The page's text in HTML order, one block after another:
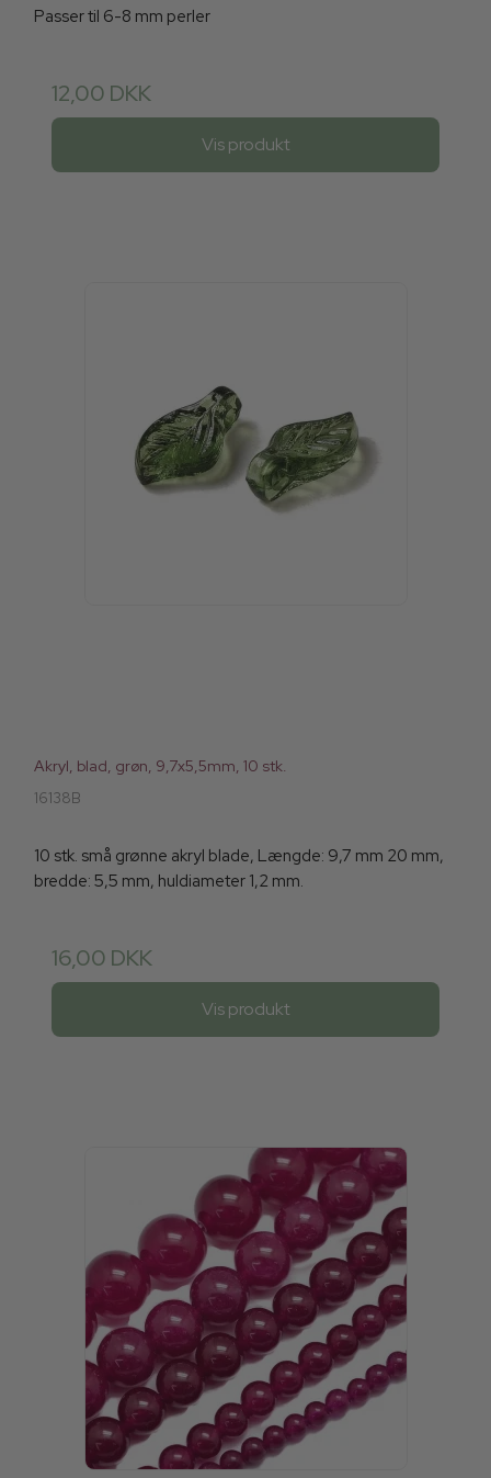
Passer til 6-8 mm perler
12,00 DKK
Vis produkt
Akryl, blad, grøn, 9,7x5,5mm, 10 stk.
16138B
10 stk. små grønne akryl blade, Længde: 9,7 mm 20 mm,
bredde: 5,5 mm, huldiameter 1,2 mm.
16,00 DKK
Vis produkt